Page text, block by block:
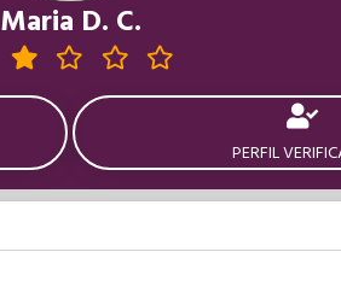
Maria D. C.
PERFIL